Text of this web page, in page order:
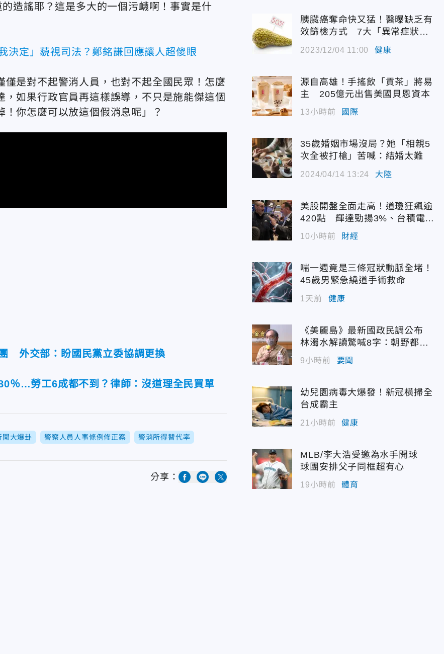
造謠耶？這是多大的一個污衊啊！事實是什
決定」藐視司法？鄭銘謙回應讓人超傻眼
是對不起警消人員，也對不起全國民眾！怎麼
如果行政官員再這樣誤導，不只是施能傑這個
你怎麼可以放這個假消息呢」？
外交部：盼國民黨立委協調更換
％…勞工6成都不到？律師：沒道理全民買單
聞大爆卦 警察人員人事條例修正案 警消所得替代率
分享：
胰臟癌奪命快又猛！醫曝缺乏有
效篩檢方式 7大「異常症狀」
2023/12/04 11:00 健康
源自高雄！手搖飲「貢茶」將易
主 205億元出售美國貝恩資本
13小時前 國際
35歲婚姻市場沒局？她「相親5
次全被打槍」苦喊：結婚太難
2024/04/14 13:24 大陸
美股開盤全面走高！道瓊狂飆逾
420點 輝達勁揚3%、台積電A
DR續強
10小時前 財經
喘一週竟是三條冠狀動脈全堵！
45歲男緊急繞道手術救命
1天前 健康
《美麗島》最新國政民調公布
林濁水解讀驚喊8字：朝野都是
輸家
9小時前 要聞
幼兒園病毒大爆發！新冠橫掃全
台成霸主
21小時前 健康
MLB/李大浩受邀為水手開球
球團安排父子同框超有心
19小時前 體育